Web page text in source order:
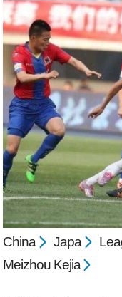
pecbol.com
China Japa
Meizhou Kejia